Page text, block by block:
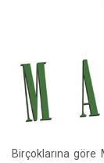
Birçoklarına göre